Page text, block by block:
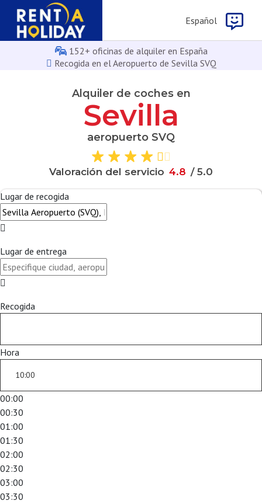
Español
152+ oficinas de alquiler en España
Recogida en el Aeropuerto de Sevilla SVQ
Alquiler de coches en
Sevilla
aeropuerto SVQ
Valoración del servicio 4.8 / 5.0
Lugar de recogida
Lugar de entrega
Recogida
Hora
00:00
00:30
01:00
01:30
02:00
02:30
03:00
03:30